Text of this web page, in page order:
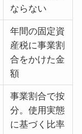
ならない
年間の固定資
産税に事業割
合をかけた金
額
事業割合で按
分。使用実態
に基づく比率